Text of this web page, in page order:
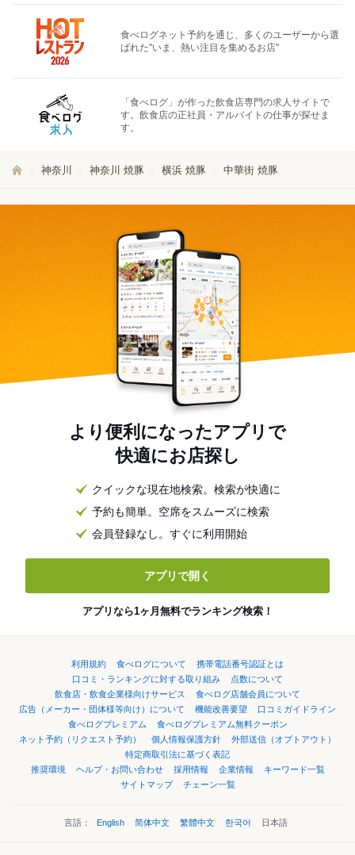
食べログネット予約を通じ、多くのユーザーから選
ばれた"いま、熱い注目を集めるお店"
「食べログ」が作った飲食店専門の求人サイトで
す。飲食店の正社員・アルバイトの仕事が探せま
す。
神奈川 神奈川 焼豚 横浜 焼豚 中華街 焼豚
より便利になったアプリで
快適にお店探し
クイックな現在地検索。検索が快適に
予約も簡単。空席をスムーズに検索
会員登録なし。すぐに利用開始
アプリで開く
アプリなら1ヶ月無料でランキング検索！
利用規約 食べログについて
携帯電話番号認証とは
口コミ・ランキングに対する取り組み
点数について
飲食店・飲食企業様向けサービス
食べログ店舗会員について
広告（メーカー・団体様等向け）について
機能改善要望
口コミガイドライン
食べログプレミアム
食べログプレミアム無料クーポン
ネット予約（リクエスト予約）
個人情報保護方針
外部送信（オプトアウト）
特定商取引法に基づく表記
推奨環境
ヘルプ・お問い合わせ 採用情報 企業情報
キーワード一覧
サイトマップ
チェーン一覧
言語： English 简体中文 繁體中文 한국어 日本語